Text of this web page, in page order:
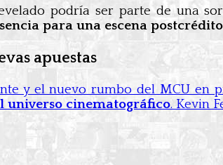
podría ser parte de una
para una escena
apuestas
y el nuevo rumbo del MCU en
universo cinematográfico. Kevin